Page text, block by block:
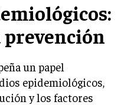
prevención
un papel
epidemiológicos,
y los factores